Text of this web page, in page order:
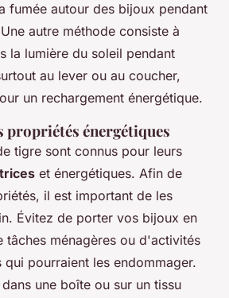
fumée autour des bijoux pendant
autre méthode consiste à
la lumière du soleil pendant
au lever ou au coucher,
un rechargement énergétique.
propriétés énergétiques
tigre sont connus pour leurs
et énergétiques. Afin de
il est important de les
Évitez de porter vos bijoux en
ménagères ou d'activités
qui pourraient les endommager.
une boîte ou sur un tissu